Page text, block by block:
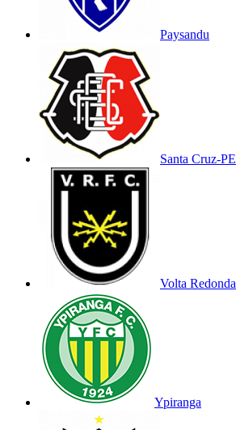
Paysandu
Santa Cruz-PE
Volta Redonda
Ypiranga